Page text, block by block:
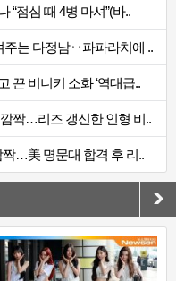
“점심 때 4병 마셔”(바..
주는 다정남‥파파라치에 ..
끈 비니키 소화 ‘역대급..
짝…리즈 갱신한 인형 비..
짝…美 명문대 합격 후 리..